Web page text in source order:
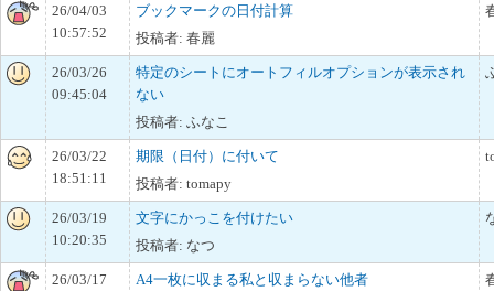
26/04/03
10:57:52
ブックマークの日付計算
投稿者: 春麗
26/03/26
09:45:04
特定のシートにオートフィルオプションが表示され
ない
投稿者: ふなこ
26/03/22
18:51:11
期限（日付）に付いて
投稿者: tomapy
26/03/19
10:20:35
文字にかっこを付けたい
投稿者: なつ
26/03/17
A4一枚に収まる私と収まらない他者